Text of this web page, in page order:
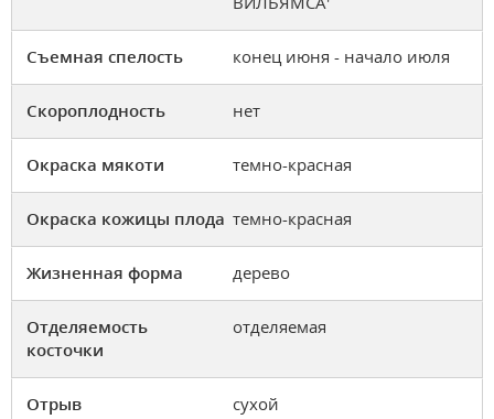
Съемная спелость конец июня - начало июля
Скороплодность нет
Окраска мякоти темно-красная
Окраска кожицы плода темно-красная
Жизненная форма дерево
Отделяемость
косточки
отделяемая
Отрыв сухой